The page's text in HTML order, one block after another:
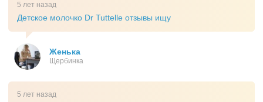
5 лет назад
Детское молочко Dr Tuttelle отзывы ищу
Женька
Щербинка
5 лет назад